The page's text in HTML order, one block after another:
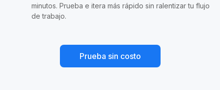
minutos. Prueba e itera más rápido sin ralentizar tu flujo
de trabajo.
Prueba sin costo